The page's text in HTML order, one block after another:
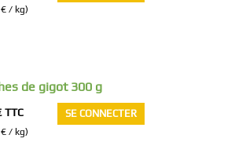
/ kg)
de gigot 300 g
TTC
/ kg)
SE CONNECTER